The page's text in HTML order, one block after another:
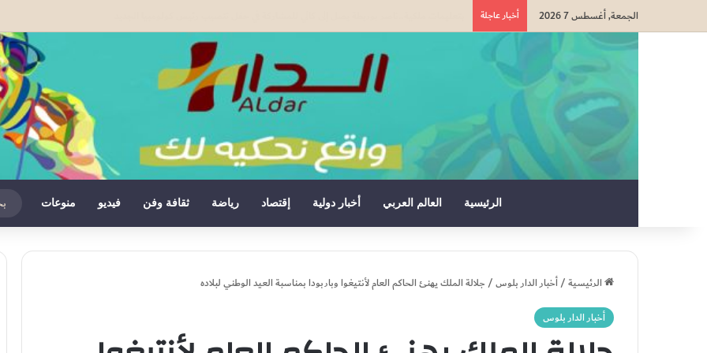
الجمعة, أغسطس 7 2026 أخبار عاجلة
الرئيسية العالم العربي أخبار دولية إقتصاد رياضة ثقافة وفن فيديو منوعات
الرئيسية/أخبار الدار بلوس/جلالة الملك يهنئ الحاكم العام لأنتيغوا وباربودا بمناسبة العيد الوطني لبلاده
أخبار الدار بلوس